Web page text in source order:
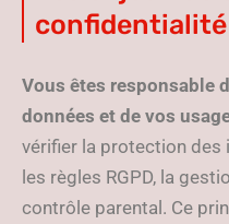
Vous êtes responsable
données et de vos
vérifier la protection
les règles RGPD, la
contrôle parental. Ce